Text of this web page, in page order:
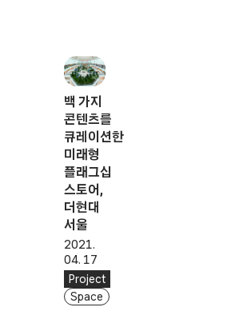
백 가지
콘텐츠를
큐레이션한
미래형
플래그십
스토어,
더현대
서울
2021.
04. 17
Project
Space